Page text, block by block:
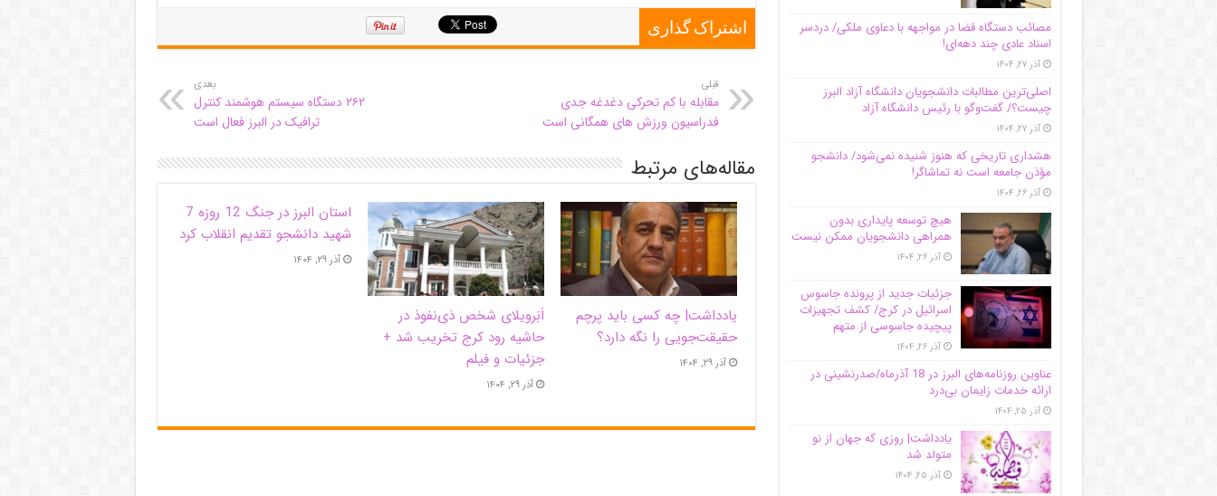
اشتراک گذاری
قبلی
مقابله با کم تحرکی دغدغه جدی
فدراسیون ورزش های همگانی است
بعدی
۲۶۲ دستگاه سیستم هوشمند کنترل
ترافیک در البرز فعال است
مقاله‌های مرتبط
یادداشت| ‌چه کسی باید پرچم
حقیقت‌جویی را نگه دارد؟
آذر ۲۹, ۱۴۰۴
اَبَر‌ویلای شخص ذی‌نفوذ در
حاشیه‌ رود کرج تخریب شد +
جزئیات و فیلم
آذر ۲۹, ۱۴۰۴
استان البرز در جنگ 12 روزه 7
شهید دانشجو تقدیم انقلاب کرد
آذر ۲۹, ۱۴۰۴
مصائب دستگاه قضا در مواجهه با دعاوی ملکی/ دردسر
اسناد عادی چند‌ دهه‌ای!
آذر ۲۷, ۱۴۰۴
اصلی‌ترین مطالبات دانشجویان دانشگاه آزاد البرز
چیست؟/ گفت‌وگو با رئیس دانشگاه آز‌اد
آذر ۲۷, ۱۴۰۴
هشداری تاریخی که هنوز شنیده نمی‌شود/ دانشجو
مؤذن جامعه است نه تماشاگر!
آذر ۲۶, ۱۴۰۴
هیچ توسعه پایداری بدون
همراهی دانشجویان ممکن نیست
آذر ۲۶, ۱۴۰۴
جزئیات جدید از پرونده جاسوس
اسرائیل در کرج/‌ کشف تجهیزات
پیچیده جاسوسی از متهم
آذر ۲۶, ۱۴۰۴
عناوین روزنامه‌های البرز در ‌18 آذرماه/صدرنشینی در
ارائه خدمات زایمان بی‌درد
آذر ۲۵, ۱۴۰۴
یادداشت| روزی که جهان از نو
متولد شد
آذر ۲۵, ۱۴۰۴